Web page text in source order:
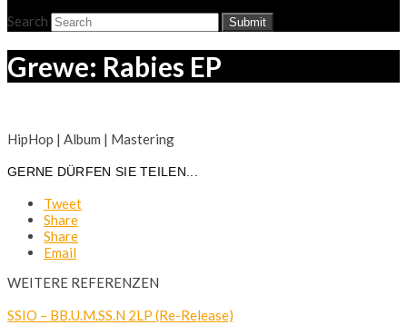
Search
Submit
Grewe: Rabies EP
HipHop | Album | Mastering
GERNE DÜRFEN SIE TEILEN...
Tweet
Share
Share
Email
WEITERE REFERENZEN
SSIO – BB.U.M.SS.N 2LP (Re-Release)